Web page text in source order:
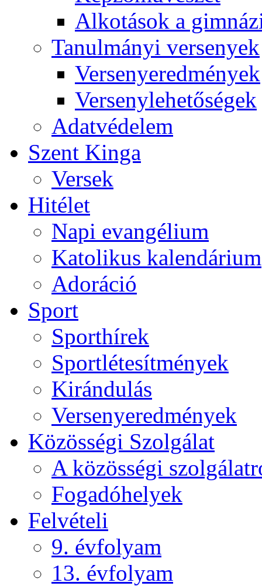
Alkotások a
Tanulmányi versenyek
Versenyeredmények
Versenylehetőségek
Adatvédelem
Szent Kinga
Versek
Hitélet
Napi evangélium
Katolikus kalendárium
Adoráció
Sport
Sporthírek
Sportlétesítmények
Kirándulás
Versenyeredmények
Közösségi Szolgálat
A közösségi
Fogadóhelyek
Felvételi
9. évfolyam
13. évfolyam